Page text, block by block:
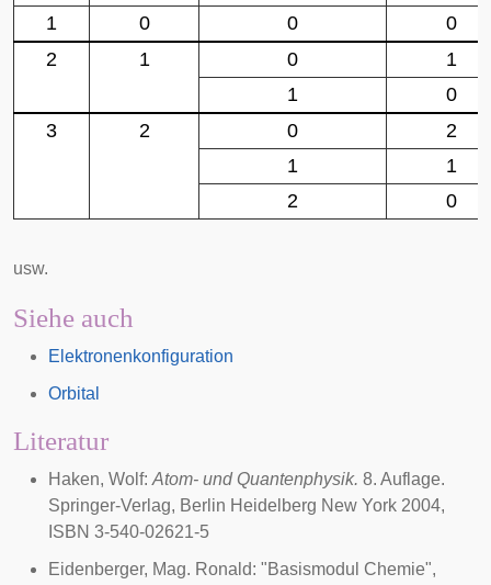
1
0 0
0
2
1 0
1
1
0
3
2 0
2
1
1
2
0
usw.
Siehe auch
Elektronenkonfiguration
Orbital
Literatur
Haken, Wolf: Atom- und Quantenphysik. 8. Auflage.
Springer-Verlag, Berlin Heidelberg New York 2004,
ISBN 3-540-02621-5
Eidenberger, Mag. Ronald: "Basismodul Chemie",